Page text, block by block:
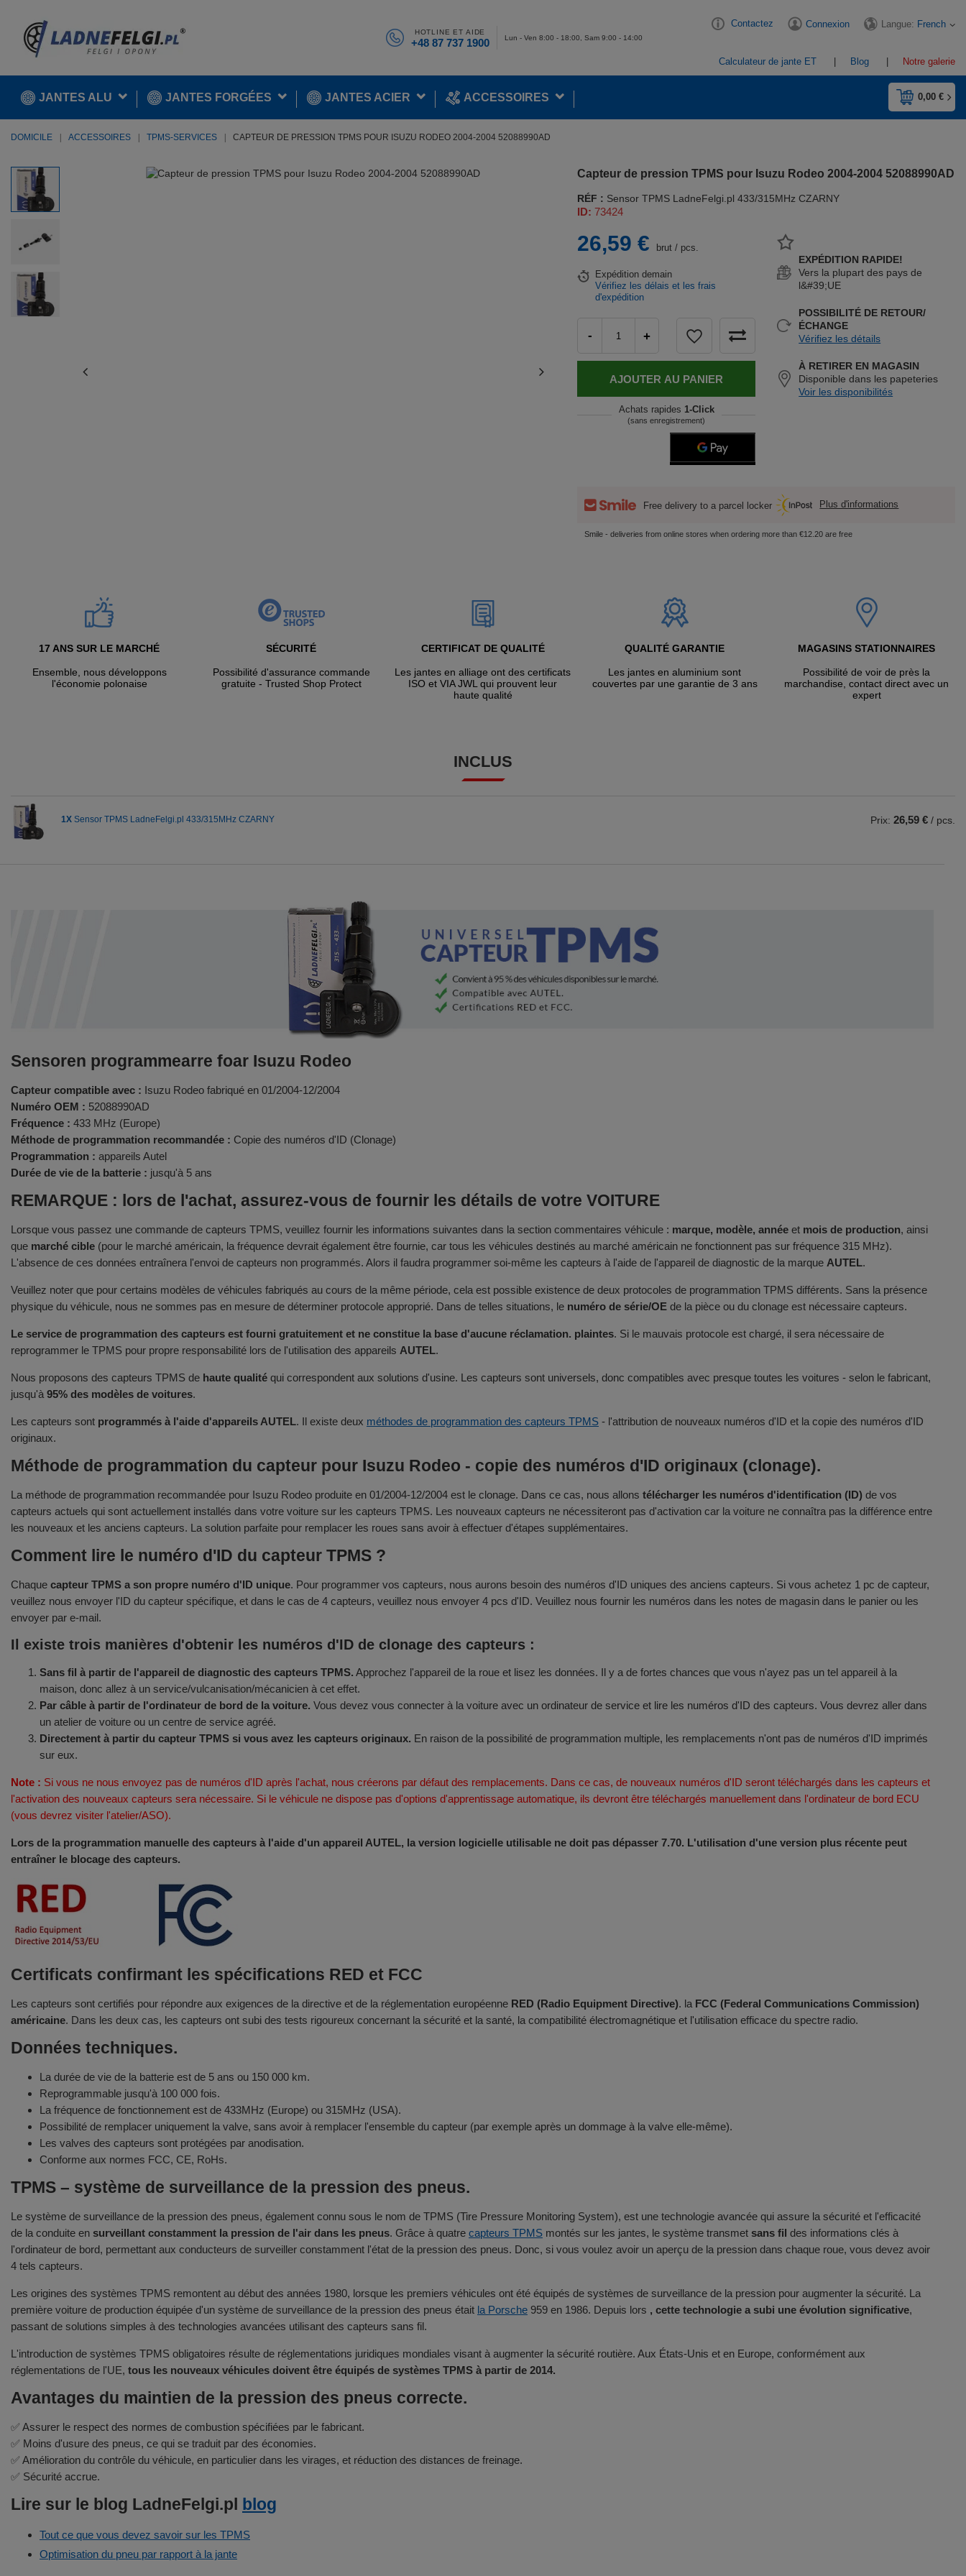
HOTLINE ET AIDE
+48 87 737 1900 Lun - Ven 8:00 - 18:00, Sam 9:00 - 14:00
Contactez Connexion Langue: French
Calculateur de jante ET Blog Notre galerie
0,00 €
JANTES ALU JANTES FORGÉES JANTES ACIER ACCESSOIRES
DOMICILE ACCESSOIRES TPMS-SERVICES CAPTEUR DE PRESSION TPMS POUR ISUZU RODEO 2004-2004 52088990AD
Capteur de pression TPMS pour Isuzu Rodeo 2004-2004 52088990AD
RÉF : Sensor TPMS LadneFelgi.pl 433/315MHz CZARNY
ID:73424
26,59 € brut / pcs.
Expéditiondemain
Vérifiez les délais et les frais
d'expédition
- +
AJOUTER AU PANIER
Achats rapides 1-Click
(sans enregistrement)
EXPÉDITION RAPIDE!
Vers la plupart des pays de
l&#39;UE
POSSIBILITÉ DE RETOUR/
ÉCHANGE
Vérifiez les détails
À RETIRER EN MAGASIN
Disponible dans les papeteries
Voir les disponibilités
Free delivery to a parcel locker Plus d'informations
Smile - deliveries from online stores when ordering more than €12.20 are free
17 ANS SUR LE MARCHÉ
Ensemble, nous développons
l'économie polonaise
SÉCURITÉ
Possibilité d'assurance commande
gratuite - Trusted Shop Protect
CERTIFICAT DE QUALITÉ
Les jantes en alliage ont des certificats
ISO et VIA JWL qui prouvent leur
haute qualité
QUALITÉ GARANTIE
Les jantes en aluminium sont
couvertes par une garantie de 3 ans
MAGASINS STATIONNAIRES
Possibilité de voir de près la
marchandise, contact direct avec un
expert
INCLUS
1X Sensor TPMS LadneFelgi.pl 433/315MHz CZARNY Prix: 26,59 € / pcs.
Sensoren programmearre foar Isuzu Rodeo
Capteur compatible avec : Isuzu Rodeo fabriqué en 01/2004-12/2004
Numéro OEM : 52088990AD
Fréquence : 433 MHz (Europe)
Méthode de programmation recommandée : Copie des numéros d'ID (Clonage)
Programmation : appareils Autel
Durée de vie de la batterie : jusqu'à 5 ans
REMARQUE : lors de l'achat, assurez-vous de fournir les détails de votre VOITURE
Lorsque vous passez une commande de capteurs TPMS, veuillez fournir les informations suivantes dans la section commentaires véhicule : marque, modèle, année et mois de production, ainsi
que marché cible (pour le marché américain, la fréquence devrait également être fournie, car tous les véhicules destinés au marché américain ne fonctionnent pas sur fréquence 315 MHz).
L'absence de ces données entraînera l'envoi de capteurs non programmés. Alors il faudra programmer soi-même les capteurs à l'aide de l'appareil de diagnostic de la marque AUTEL.
Veuillez noter que pour certains modèles de véhicules fabriqués au cours de la même période, cela est possible existence de deux protocoles de programmation TPMS différents. Sans la présence
physique du véhicule, nous ne sommes pas en mesure de déterminer protocole approprié. Dans de telles situations, le numéro de série/OE de la pièce ou du clonage est nécessaire capteurs.
Le service de programmation des capteurs est fourni gratuitement et ne constitue la base d'aucune réclamation. plaintes. Si le mauvais protocole est chargé, il sera nécessaire de
reprogrammer le TPMS pour propre responsabilité lors de l'utilisation des appareils AUTEL.
Nous proposons des capteurs TPMS de haute qualité qui correspondent aux solutions d'usine. Les capteurs sont universels, donc compatibles avec presque toutes les voitures - selon le fabricant,
jusqu'à 95% des modèles de voitures.
Les capteurs sont programmés à l'aide d'appareils AUTEL. Il existe deux méthodes de programmation des capteurs TPMS - l'attribution de nouveaux numéros d'ID et la copie des numéros d'ID
originaux.
Méthode de programmation du capteur pour Isuzu Rodeo - copie des numéros d'ID originaux (clonage).
La méthode de programmation recommandée pour Isuzu Rodeo produite en 01/2004-12/2004 est le clonage. Dans ce cas, nous allons télécharger les numéros d'identification (ID) de vos
capteurs actuels qui sont actuellement installés dans votre voiture sur les capteurs TPMS. Les nouveaux capteurs ne nécessiteront pas d'activation car la voiture ne connaîtra pas la différence entre
les nouveaux et les anciens capteurs. La solution parfaite pour remplacer les roues sans avoir à effectuer d'étapes supplémentaires.
Comment lire le numéro d'ID du capteur TPMS ?
Chaque capteur TPMS a son propre numéro d'ID unique. Pour programmer vos capteurs, nous aurons besoin des numéros d'ID uniques des anciens capteurs. Si vous achetez 1 pc de capteur,
veuillez nous envoyer l'ID du capteur spécifique, et dans le cas de 4 capteurs, veuillez nous envoyer 4 pcs d'ID. Veuillez nous fournir les numéros dans les notes de magasin dans le panier ou les
envoyer par e-mail.
Il existe trois manières d'obtenir les numéros d'ID de clonage des capteurs :
Sans fil à partir de l'appareil de diagnostic des capteurs TPMS. Approchez l'appareil de la roue et lisez les données. Il y a de fortes chances que vous n'ayez pas un tel appareil à la
maison, donc allez à un service/vulcanisation/mécanicien à cet effet.
Par câble à partir de l'ordinateur de bord de la voiture. Vous devez vous connecter à la voiture avec un ordinateur de service et lire les numéros d'ID des capteurs. Vous devrez aller dans
un atelier de voiture ou un centre de service agréé.
Directement à partir du capteur TPMS si vous avez les capteurs originaux. En raison de la possibilité de programmation multiple, les remplacements n'ont pas de numéros d'ID imprimés
sur eux.
Note : Si vous ne nous envoyez pas de numéros d'ID après l'achat, nous créerons par défaut des remplacements. Dans ce cas, de nouveaux numéros d'ID seront téléchargés dans les capteurs et
l'activation des nouveaux capteurs sera nécessaire. Si le véhicule ne dispose pas d'options d'apprentissage automatique, ils devront être téléchargés manuellement dans l'ordinateur de bord ECU
(vous devrez visiter l'atelier/ASO).
Lors de la programmation manuelle des capteurs à l'aide d'un appareil AUTEL, la version logicielle utilisable ne doit pas dépasser 7.70. L'utilisation d'une version plus récente peut
entraîner le blocage des capteurs.
Certificats confirmant les spécifications RED et FCC
Les capteurs sont certifiés pour répondre aux exigences de la directive et de la réglementation européenne RED (Radio Equipment Directive). la FCC (Federal Communications Commission)
américaine. Dans les deux cas, les capteurs ont subi des tests rigoureux concernant la sécurité et la santé, la compatibilité électromagnétique et l'utilisation efficace du spectre radio.
Données techniques.
La durée de vie de la batterie est de 5 ans ou 150 000 km.
Reprogrammable jusqu'à 100 000 fois.
La fréquence de fonctionnement est de 433MHz (Europe) ou 315MHz (USA).
Possibilité de remplacer uniquement la valve, sans avoir à remplacer l'ensemble du capteur (par exemple après un dommage à la valve elle-même).
Les valves des capteurs sont protégées par anodisation.
Conforme aux normes FCC, CE, RoHs.
TPMS – système de surveillance de la pression des pneus.
Le système de surveillance de la pression des pneus, également connu sous le nom de TPMS (Tire Pressure Monitoring System), est une technologie avancée qui assure la sécurité et l'efficacité
de la conduite en surveillant constamment la pression de l'air dans les pneus. Grâce à quatre capteurs TPMS montés sur les jantes, le système transmet sans fil des informations clés à
l'ordinateur de bord, permettant aux conducteurs de surveiller constamment l'état de la pression des pneus. Donc, si vous voulez avoir un aperçu de la pression dans chaque roue, vous devez avoir
4 tels capteurs.
Les origines des systèmes TPMS remontent au début des années 1980, lorsque les premiers véhicules ont été équipés de systèmes de surveillance de la pression pour augmenter la sécurité. La
première voiture de production équipée d'un système de surveillance de la pression des pneus était la Porsche 959 en 1986. Depuis lors , cette technologie a subi une évolution significative,
passant de solutions simples à des technologies avancées utilisant des capteurs sans fil.
L'introduction de systèmes TPMS obligatoires résulte de réglementations juridiques mondiales visant à augmenter la sécurité routière. Aux États-Unis et en Europe, conformément aux
réglementations de l'UE, tous les nouveaux véhicules doivent être équipés de systèmes TPMS à partir de 2014.
Avantages du maintien de la pression des pneus correcte.
✅ Assurer le respect des normes de combustion spécifiées par le fabricant.
✅ Moins d'usure des pneus, ce qui se traduit par des économies.
✅ Amélioration du contrôle du véhicule, en particulier dans les virages, et réduction des distances de freinage.
✅ Sécurité accrue.
Lire sur le blog LadneFelgi.pl blog
Tout ce que vous devez savoir sur les TPMS
Optimisation du pneu par rapport à la jante